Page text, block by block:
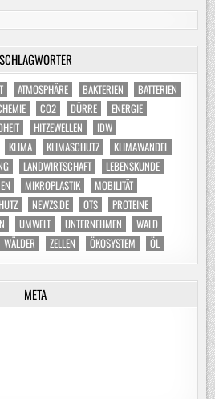
SCHLAGWÖRTER
ATMOSPHÄRE BAKTERIEN
BATTERIEN
CO2 DÜRRE
ENERGIE
HITZEWELLEN
IDW
KLIMA KLIMASCHUTZ
KLIMAWANDEL
LANDWIRTSCHAFT
LEBENSKUNDE
MIKROPLASTIK
MOBILITÄT
NEWZS.DE OTS
PROTEINE
UMWELT UNTERNEHMEN
WALD
WÄLDER ZELLEN ÖKOSYSTEM ÖL
META